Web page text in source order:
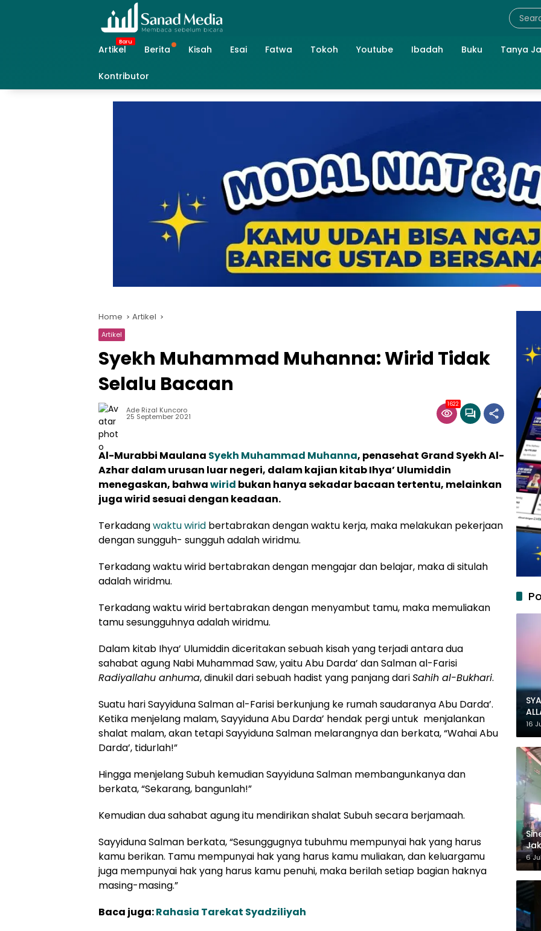
Artikel
Berita Kisah Esai Fatwa Tokoh Youtube Ibadah Buku Tanya
Kontributor
Home Artikel
Artikel
Syekh Muhammad Muhanna: Wirid Tidak
Selalu Bacaan
Ade Rizal Kuncoro
25 September 2021
1622
Al-Murabbi Maulana Syekh Muhammad Muhanna, penasehat Grand Syekh Al-
Azhar dalam urusan luar negeri, dalam kajian kitab Ihya’ Ulumiddin
menegaskan, bahwawirid bukan hanya sekadar bacaan tertentu, melainkan
juga wirid sesuai dengan keadaan.
Terkadangwaktu wirid bertabrakan dengan waktu kerja, maka melakukan pekerjaan
dengan sungguh- sungguh adalah wiridmu.
Terkadang waktu wirid bertabrakan dengan mengajar dan belajar, maka di situlah
adalah wiridmu.
Terkadang waktu wirid bertabrakan dengan menyambut tamu, maka memuliakan
tamu sesungguhnya adalah wiridmu.
Dalam kitab Ihya’ Ulumiddin diceritakan sebuah kisah yang terjadi antara dua
sahabat agung Nabi Muhammad Saw, yaitu Abu Darda’ dan Salman al-Farisi
Radiyallahu anhuma, dinukil dari sebuah hadist yang panjang dariSahih al-Bukhari.
Suatu hari Sayyiduna Salman al-Farisi berkunjung ke rumah saudaranya Abu Darda’.
Ketika menjelang malam, Sayyiduna Abu Darda’ hendak pergi untuk menjalankan
shalat malam, akan tetapi Sayyiduna Salman melarangnya dan berkata, “Wahai Abu
Darda’, tidurlah!”
Hingga menjelang Subuh kemudian Sayyiduna Salman membangunkanya dan
berkata, “Sekarang, bangunlah!”
Kemudian dua sahabat agung itu mendirikan shalat Subuh secara berjamaah.
Sayyiduna Salman berkata, “Sesunggugnya tubuhmu mempunyai hak yang harus
kamu berikan. Tamu mempunyai hak yang harus kamu muliakan, dan keluargamu
juga mempunyai hak yang harus kamu penuhi, maka berilah setiap bagian haknya
masing-masing.”
Baca juga:Rahasia Tarekat Syadziliyah
16
6